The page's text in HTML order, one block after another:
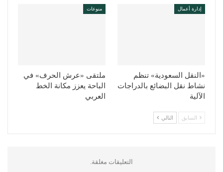
إدارة أعمال
«النقل السعودية» تنظم
نشاط نقل البضائع بالدراجات
الآلية
منوعات
ملتقى «عرش الحرف» في
الباحة يعزز مكانة الخط
العربي
السابق التالي
التعليقات مغلقة.